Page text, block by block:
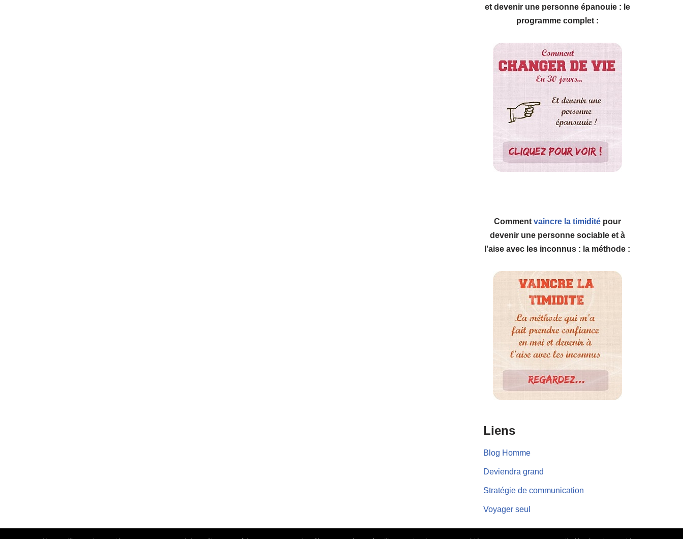
et devenir une personne épanouie : le
programme complet :
Comment vaincre la timiditépour
devenir une personne sociable et à
l'aise avec les inconnus : la méthode :
Liens
Blog Homme
Deviendra grand
Stratégie de communication
Voyager seul